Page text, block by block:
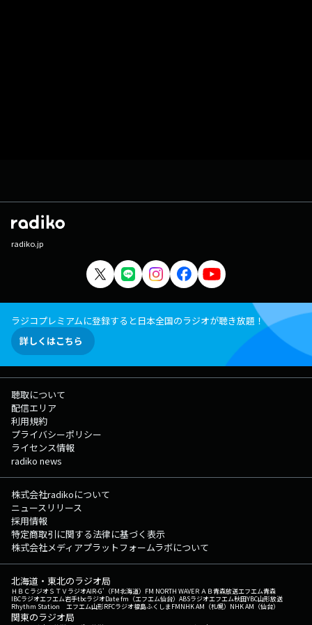
radiko.jp
ラジコプレミアムに登録すると日本全国のラジオが聴き放題！
詳しくはこちら
聴取について
配信エリア
利用規約
プライバシーポリシー
ライセンス情報
radiko news
株式会社radikoについて
ニュースリリース
採用情報
特定商取引に関する法律に基づく表示
株式会社メディアプラットフォームラボについて
北海道・東北のラジオ局
ＨＢＣラジオＳＴＶラジオAIR-G'（FM北海道） FM NORTH WAVEＲＡＢ青森放送エフエム青森
IBCラジオエフエム岩手tbcラジオDate fm（エフエム仙台） ABSラジオエフエム秋田YBC山形放送
Rhythm Station エフエム山形RFCラジオ福島ふくしまFMNHK AM（札幌） NHK AM（仙台）
関東のラジオ局